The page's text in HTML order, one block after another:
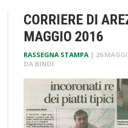
CORRIERE DI
MAGGIO 2016
RASSEGNA STAMPA | 26
DA BINDI